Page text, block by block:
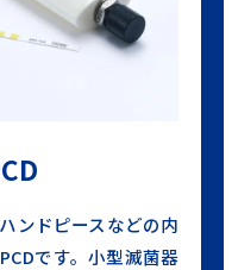
ンドピースなどの内
です。小型滅菌器